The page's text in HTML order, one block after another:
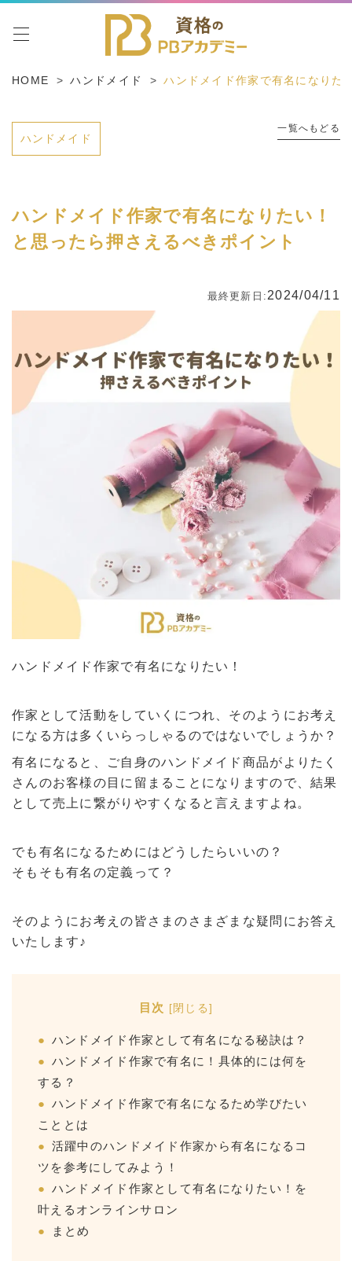
toggle navigation
HOME ハンドメイド ハンドメイド作家で有名になりた
ハンドメイド
一覧へもどる
ハンドメイド作家で有名になりたい！
と思ったら押さえるべきポイント
最終更新日:2024/04/11
ハンドメイド作家で有名になりたい！
作家として活動をしていくにつれ、そのようにお考え
になる方は多くいらっしゃるのではないでしょうか？
有名になると、ご自身のハンドメイド商品がよりたく
さんのお客様の目に留まることになりますので、結果
として売上に繋がりやすくなると言えますよね。
でも有名になるためにはどうしたらいいの？
そもそも有名の定義って？
そのようにお考えの皆さまのさまざまな疑問にお答え
いたします♪
目次 [ 閉じる ]
ハンドメイド作家として有名になる秘訣は？
ハンドメイド作家で有名に！具体的には何を
する？
ハンドメイド作家で有名になるため学びたい
こととは
活躍中のハンドメイド作家から有名になるコ
ツを参考にしてみよう！
ハンドメイド作家として有名になりたい！を
叶えるオンラインサロン
まとめ